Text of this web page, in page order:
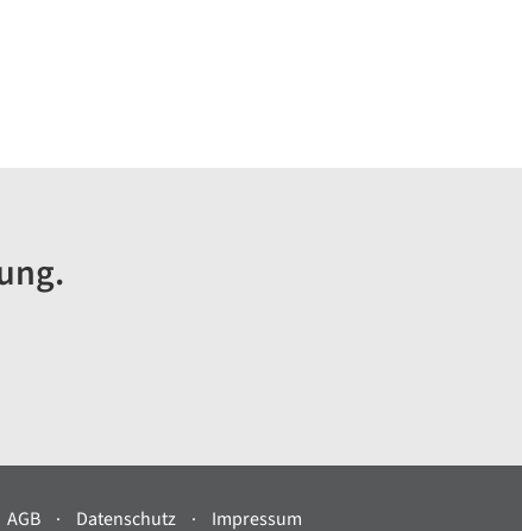
AGB Datenschutz Impressum